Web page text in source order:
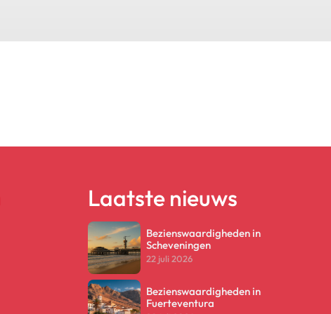
Laatste nieuws
Bezienswaardigheden in
Scheveningen
22 juli 2026
Bezienswaardigheden in
Fuerteventura